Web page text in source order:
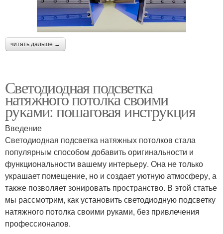
читать дальше →
Светодиодная подсветка
натяжного потолка своими
руками: пошаговая инструкция
Введение
Светодиодная подсветка натяжных потолков стала
популярным способом добавить оригинальности и
функциональности вашему интерьеру. Она не только
украшает помещение, но и создает уютную атмосферу, а
также позволяет зонировать пространство. В этой статье
мы рассмотрим, как установить светодиодную подсветку
натяжного потолка своими руками, без привлечения
профессионалов.